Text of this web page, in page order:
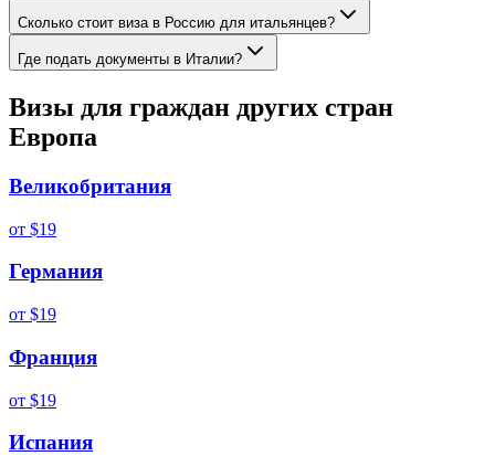
Сколько стоит виза в Россию для итальянцев?
Где подать документы в Италии?
Визы для граждан других стран
Европа
Великобритания
от $19
Германия
от $19
Франция
от $19
Испания